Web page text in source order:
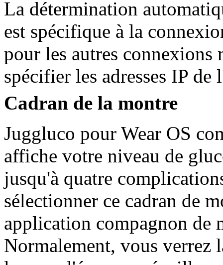
La détermination
est spécifique à la
pour les autres
spécifier les adresses IP de
Cadran de la montre
Juggluco pour Wear OS
affiche votre niveau de
jusqu'à quatre
sélectionner ce cadran de
application compagnon de
Normalement, vous verrez